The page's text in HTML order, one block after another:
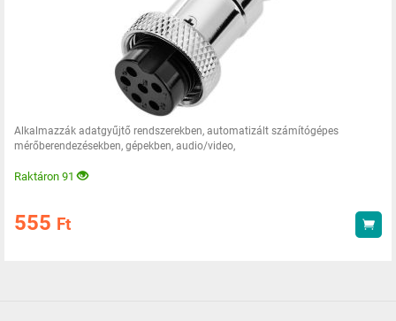
Alkalmazzák adatgyűjtő rendszerekben, automatizált számítógépes
mérőberendezésekben, gépekben, audio/video,
Raktáron 91
555 Ft